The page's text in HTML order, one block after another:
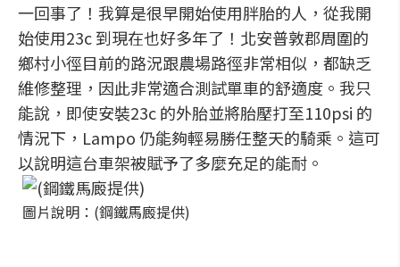
一回事了！我算是很早開始使用胖胎的人，從我開
始使用23c 到現在也好多年了！北安普敦郡周圍的
鄉村小徑目前的路況跟農場路徑非常相似，都缺乏
維修整理，因此非常適合測試單車的舒適度。我只
能說，即使安裝23c 的外胎並將胎壓打至110psi 的
情況下，Lampo 仍能夠輕易勝任整天的騎乘。這可
以說明這台車架被賦予了多麼充足的能耐。
圖片說明：(鋼鐵馬廄提供)